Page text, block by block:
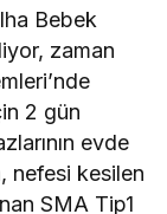
Bebek
zaman
2 gün
evde
nefesi kesilen
SMA Tip1